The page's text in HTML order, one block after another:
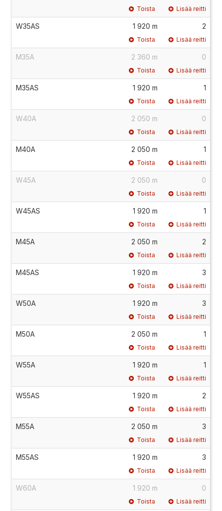
Toista Lisää reitti
W35AS 1 920 m 2
Toista Lisää reitti
M35A 2 360 m 0
Toista Lisää reitti
M35AS 1 920 m 1
Toista Lisää reitti
W40A 2 050 m 0
Toista Lisää reitti
M40A 2 050 m 1
Toista Lisää reitti
W45A 2 050 m 0
Toista Lisää reitti
W45AS 1 920 m 1
Toista Lisää reitti
M45A 2 050 m 2
Toista Lisää reitti
M45AS 1 920 m 3
Toista Lisää reitti
W50A 1 920 m 3
Toista Lisää reitti
M50A 2 050 m 1
Toista Lisää reitti
W55A 1 920 m 1
Toista Lisää reitti
W55AS 1 920 m 2
Toista Lisää reitti
M55A 2 050 m 3
Toista Lisää reitti
M55AS 1 920 m 3
Toista Lisää reitti
W60A 1 920 m 0
Toista Lisää reitti